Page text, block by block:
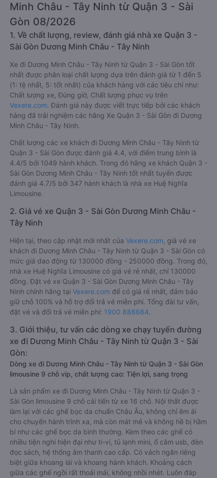
Minh Châu - Tây Ninh từ Quận 3 - Sài
Gòn 08/2026
1. Về chất lượng, review, đánh giá nhà xe Quận 3 -
Sài Gòn Dương Minh Châu - Tây Ninh
Xe đi Dương Minh Châu - Tây Ninh từ Quận 3 - Sài Gòn tốt
nhất được phân loại chất lượng dựa trên đánh giá từ 1 đến 5
(1: tệ nhất, 5: tốt nhất) của khách hàng với các tiêu chí như:
Chất lượng xe, Đúng giờ, Chất lượng phục vụ trên
Vexere.com. Đánh giá này được viết trực tiếp bởi các khách
hàng đã trải nghiệm các hãng Xe Quận 3 - Sài Gòn đi Dương
Minh Châu - Tây Ninh.
Chất lượng các xe khách đi Dương Minh Châu - Tây Ninh từ
Quận 3 - Sài Gòn được đánh giá 4.4, với điểm trung bình là
4.4/5 bởi 1049 hành khách. Trong đó hãng xe khách Quận 3 -
Sài Gòn Dương Minh Châu - Tây Ninh tốt nhất tuyến được
đánh giá 4.7/5 bởi 347 hành khách là nhà xe Huệ Nghĩa
Limousine.
2. Giá vé xe Quận 3 - Sài Gòn Dương Minh Châu -
Tây Ninh
Hiện tại, theo cập nhật mới nhất của Vexere.com , giá vé xe
khách đi Dương Minh Châu - Tây Ninh từ Quận 3 - Sài Gòn có
mức giá dao động từ 130000 đồng - 250000 đồng. Trong đó,
nhà xe Huệ Nghĩa Limousine có giá vé rẻ nhất, chỉ 130000
đồng. Đặt vé xe Quận 3 - Sài Gòn Dương Minh Châu - Tây
Ninh chính hãng tại Vexere.com để có giá rẻ nhất, đảm bảo
giữ chỗ 100% và hỗ trợ đổi trả vé miễn phí. Tổng đài tư vấn,
đặt vé và đổi trả vé miễn phí: 1900 888684.
3. Giới thiệu, tư vấn các dòng xe chạy tuyến đường
xe đi Dương Minh Châu - Tây Ninh từ Quận 3 - Sài
Gòn:
Dòng xe đi Dương Minh Châu - Tây Ninh từ Quận 3 - Sài Gòn
limousine 9 chỗ vip, chất lượng cao: Tiện lợi, sang trọng
Là sản phẩm xe đi Dương Minh Châu - Tây Ninh từ Quận 3 -
Sài Gòn limousine 9 chỗ cải tiến từ xe 16 chỗ. Nội thất được
làm lại với các ghế bọc da chuẩn Châu Âu, không chỉ êm ái
cho chuyến hành trình xa, mà còn mát mẻ và không hề bị hầm
bí như các ghế bọc da bình thường. Kèm theo các ghế có
nhiều tiện nghi hiện đại như ti-vi, tủ lạnh mini, ổ cắm usb, đèn
đọc sách, hệ thống âm thanh cao cấp. Có vách ngăn riêng
biệt giữa khoang lái và khoang hành khách. Khoảng cách
giữa các ghế ngồi rất thoải mái, không nhồi nhét. Luôn đáp